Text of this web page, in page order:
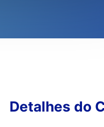
Detalhes do